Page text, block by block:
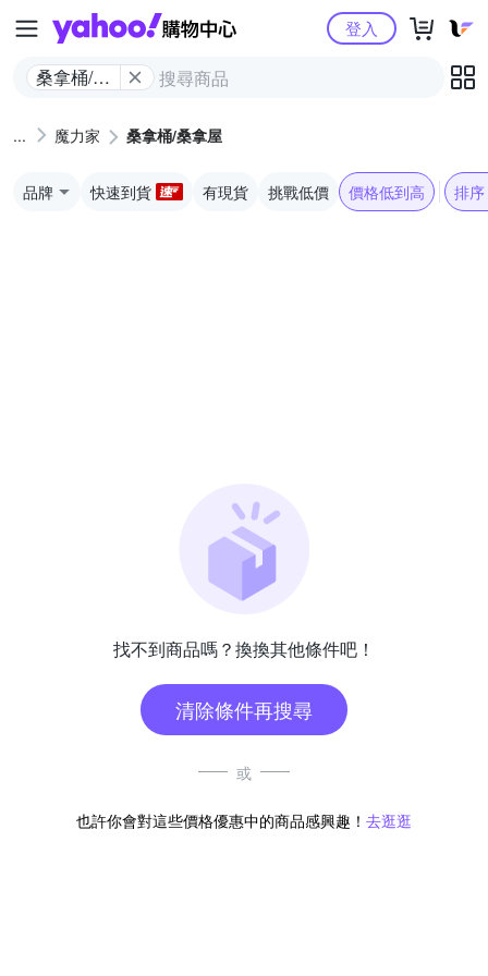
Yahoo購物中心
桑拿桶/桑
登入
魔力家 桑拿桶/桑拿屋
品牌 快速到貨 有現貨 挑戰低價 價格低到高 排序
找不到商品嗎？換換其他條件吧！
清除條件再搜尋
或
也許你會對這些價格優惠中的商品感興趣！ 去逛逛